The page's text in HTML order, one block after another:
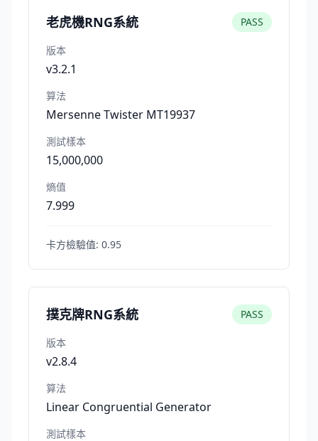
老虎機RNG系統 PASS
版本
v3.2.1
算法
Mersenne Twister MT19937
測試樣本
15,000,000
熵值
7.999
卡方檢驗值: 0.95
撲克牌RNG系統 PASS
版本
v2.8.4
算法
Linear Congruential Generator
測試樣本